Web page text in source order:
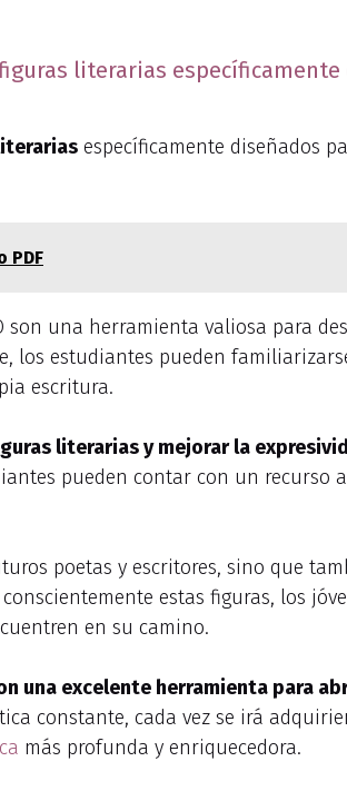
literarias específicamente
específicamente diseñados
PDF
son una herramienta valiosa para
los estudiantes pueden
escritura.
literarias y mejorar la
pueden contar con un recurso
poetas y escritores, sino que
estas figuras, los
en su camino.
una excelente herramienta para
constante, cada vez se irá
más profunda y enriquecedora.